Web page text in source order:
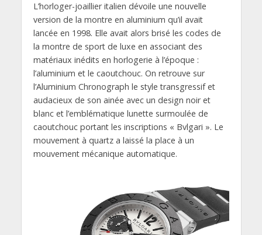
L’horloger-joaillier italien dévoile une nouvelle
version de la montre en aluminium qu’il avait
lancée en 1998. Elle avait alors brisé les codes de
la montre de sport de luxe en associant des
matériaux inédits en horlogerie à l’époque :
l’aluminium et le caoutchouc. On retrouve sur
l’Aluminium Chronograph le style transgressif et
audacieux de son ainée avec un design noir et
blanc et l’emblématique lunette surmoulée de
caoutchouc portant les inscriptions « Bvlgari ». Le
mouvement à quartz a laissé la place à un
mouvement mécanique automatique.